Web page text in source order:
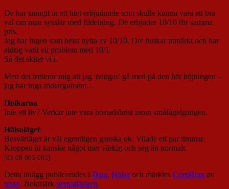
De har smugit in ett litet erbjudande som skulle kunna vara ett bra
val om man sysslar med fildelning. De erbjuder 10/10 för samma
pris.
Jag har ingen som helst nytta av 10/10. Det funkar utmärkt och har
aldrig varit ett problem med 10/1.
Så det skiter vi i.
Men det irriterar mig att jag 'tvingas' gå med på den här höjningen –
jag har inga motargument…
Holkarna
Inte ett liv? Verkar inte vara bostadsbrist inom småfågelgängen.
Hälsoläget:
Besvärläget är väl egentligen ganska ok. Vilade ett par timmar.
Kroppen är kanske något mer värkig och seg än normalt.
[03-08-005-005]
Detta inlägg publicerades i Data, Hälsa och märktes ComHem av
nisse. Bokmärk permalänken.